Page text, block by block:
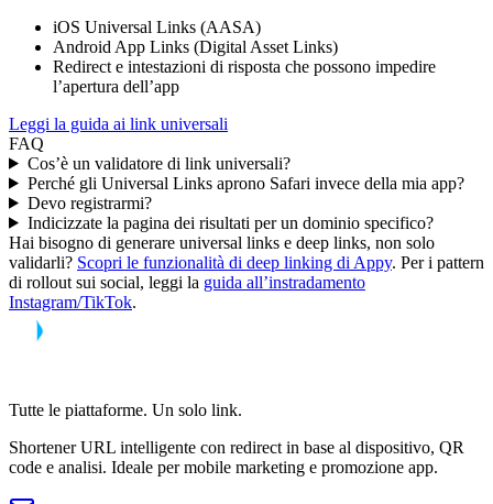
iOS Universal Links (AASA)
Android App Links (Digital Asset Links)
Redirect e intestazioni di risposta che possono impedire
l’apertura dell’app
Leggi la guida ai link universali
FAQ
Cos’è un validatore di link universali?
Perché gli Universal Links aprono Safari invece della mia app?
Devo registrarmi?
Indicizzate la pagina dei risultati per un dominio specifico?
Hai bisogno di generare universal links e deep links, non solo
validarli? Scopri le funzionalità di deep linking di Appy. Per i pattern
di rollout sui social, leggi la guida all’instradamento
Instagram/TikTok.
Tutte le piattaforme. Un solo link.
Shortener URL intelligente con redirect in base al dispositivo, QR
code e analisi. Ideale per mobile marketing e promozione app.